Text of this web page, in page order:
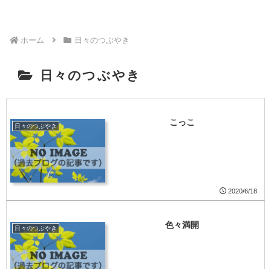
ホーム 日々のつぶやき
日々のつぶやき
日々のつぶやき こっこ
2020/6/18
日々のつぶやき 色々満開